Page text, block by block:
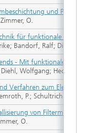
und
O.
für funktionale
Bandorf, Ralf; Diehl,
- Mit funktionalen
Wolfgang;
Verfahren zum
P.; Schultrich, B.;
von Filtermedien
O.